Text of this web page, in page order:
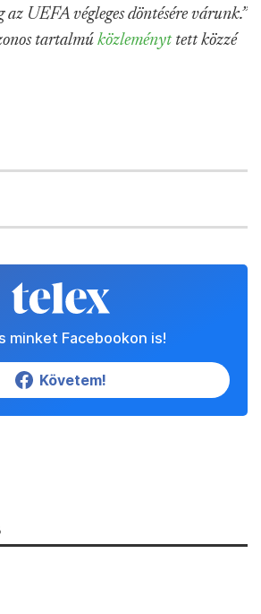
az UEFA végleges döntésére várunk.”
tartalmú közleményttett közzé
minket Facebookon is!
Követem!